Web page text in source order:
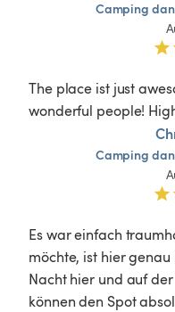
Camping
The place ist just
wonderful people!
Camping
Es war einfach
möchte, ist hier
Nacht hier und auf
können den Spot